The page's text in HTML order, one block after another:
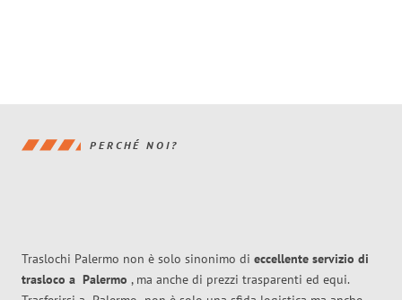
PERCHÉ NOI?
Traslochi Palermo non è solo sinonimo di eccellente servizio di
trasloco a Palermo , ma anche di prezzi trasparenti ed equi.